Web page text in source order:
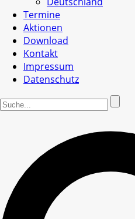
Termine
Aktionen
Download
Kontakt
Impressum
Datenschutz